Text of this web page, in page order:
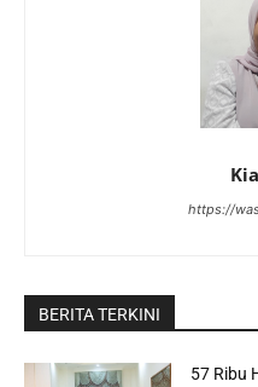
https://
BERITA TERKINI
57 Ribu